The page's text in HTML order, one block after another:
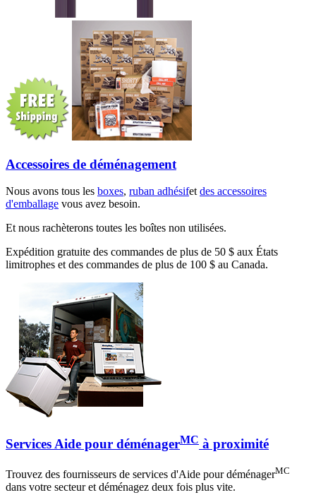
Accessoires de déménagement
Nous avons tous les boxes, ruban adhésifetdes accessoires
d'emballage vous avez besoin.
Et nous rachèterons toutes les boîtes non utilisées.
Expédition gratuite des commandes de plus de 50 $ aux États
limitrophes et des commandes de plus de 100 $ au Canada.
Services Aide pour déménagerMC à proximité
Trouvez des fournisseurs de services d'Aide pour déménagerMC
dans votre secteur et déménagez deux fois plus vite.